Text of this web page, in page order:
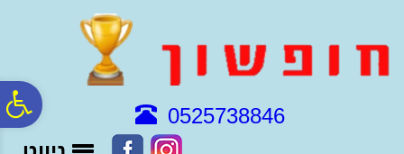
נגישות
0525738846